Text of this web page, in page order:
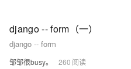
django -- form（一）
django -- form
邹邹很busy。 260